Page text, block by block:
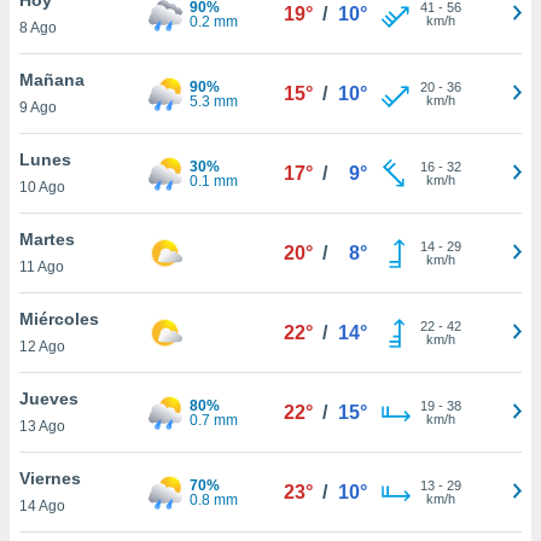
en
más
nuestra
de
cookies
aceptar
8 Ago
90%
0.2 mm
19° / 10° 41 - 56
km/h
Mañana
9 Ago
90%
5.3 mm
15° / 10° 20- 36
km/h
Lunes
10 Ago
30%
0.1 mm
17° / 9° 16- 32
km/h
Martes
11 Ago
20° / 8° 14- 29
km/h
Miércoles
12 Ago
22° / 14° 22- 42
km/h
Jueves
13 Ago
80%
0.7 mm
22° / 15° 19- 38
km/h
Viernes
14 Ago
70%
0.8 mm
23° / 10° 13- 29
km/h